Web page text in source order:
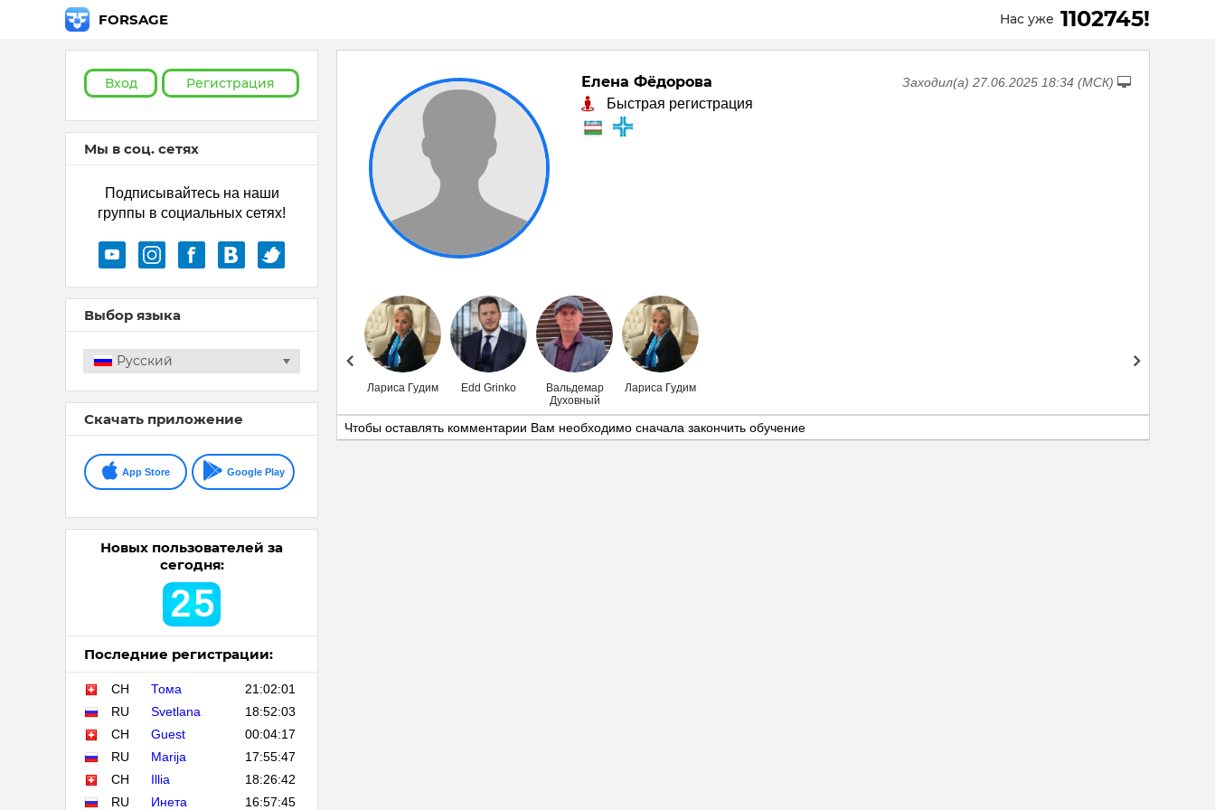
FORSAGE Нас уже 1102745!
Вход Регистрация
Мы в соц. сетях
Подписывайтесь на наши
группы в социальных сетях!
Выбор языка
Русский
Скачать приложение
App Store Google Play
Новых пользователей за
сегодня:
25
Последние регистрации:
CH Тома
21:02:01
RU
Svetlana
18:52:03
CH
Guest
00:04:17
RU
Marija
17:55:47
CH
Illia
18:26:42
RU
Инета 16:57:45
Заходил(а) 27.06.2025 18:34 (МСК)
Елена Фёдорова
Быстрая регистрация
Вальдемар
Духовный
Лариса Гудим Edd Grinko
Вальдемар
Духовный
Лариса Гудим
Чтобы оставлять комментарии Вам необходимо сначала закончить обучение